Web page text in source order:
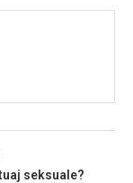
seksuale?